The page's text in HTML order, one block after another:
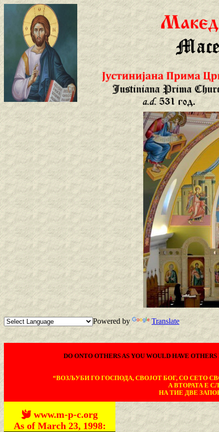
Powered by Translate
DO ONTO OTHERS AS YOU WOULD HAVE
“ВОЗЉУБИ ГО ГОСПОДА, СВОЈОТ БОГ, СО СЕТО
А ВТОРАТА Е
НА ТИЕ ДВЕ
www.m-p-c.org
As of March 23, 1998: